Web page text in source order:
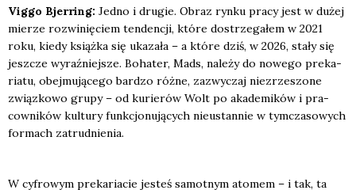
Vig­go Bjer­ring: Jed­no i dru­gie. Obraz ryn­ku pra­cy jest w dużej
mie­rze roz­wi­nię­ciem ten­den­cji, któ­re dostrze­ga­łem w 2021
roku, kie­dy książ­ka się uka­za­ła – a któ­re dziś, w 2026, sta­ły się
jesz­cze wyraź­niej­sze. Boha­ter, Mads, nale­ży do nowe­go pre­ka­
ria­tu, obej­mu­ją­ce­go bar­dzo róż­ne, zazwy­czaj nie­zrze­szo­ne
związ­ko­wo gru­py – od kurie­rów Wolt po aka­de­mi­ków i pra­
cow­ni­ków kul­tu­ry funk­cjo­nu­ją­cych nie­ustan­nie w tym­cza­so­wych
for­mach zatrud­nie­nia.
W cyfro­wym pre­ka­ria­cie jesteś samot­nym ato­mem – i tak, ta